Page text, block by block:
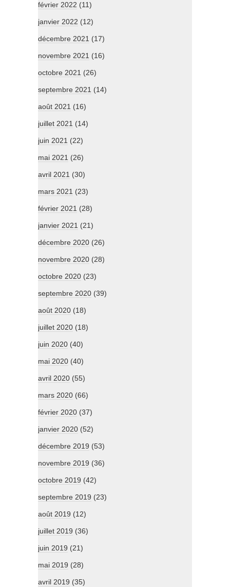
février 2022 (11)
janvier 2022 (12)
décembre 2021 (17)
novembre 2021 (16)
octobre 2021 (26)
septembre 2021 (14)
août 2021 (16)
juillet 2021 (14)
juin 2021 (22)
mai 2021 (26)
avril 2021 (30)
mars 2021 (23)
février 2021 (28)
janvier 2021 (21)
décembre 2020 (26)
novembre 2020 (28)
octobre 2020 (23)
septembre 2020 (39)
août 2020 (18)
juillet 2020 (18)
juin 2020 (40)
mai 2020 (40)
avril 2020 (55)
mars 2020 (66)
février 2020 (37)
janvier 2020 (52)
décembre 2019 (53)
novembre 2019 (36)
octobre 2019 (42)
septembre 2019 (23)
août 2019 (12)
juillet 2019 (36)
juin 2019 (21)
mai 2019 (28)
avril 2019 (35)